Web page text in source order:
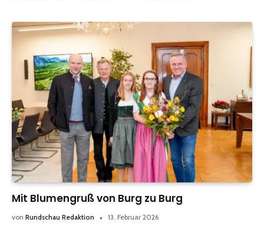
Mit Blumengruß von Burg zu Burg
von Rundschau Redaktion 13. Februar 2026